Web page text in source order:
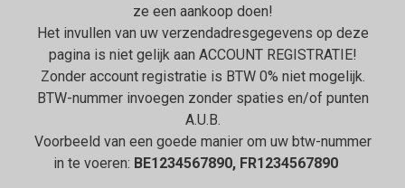
ze een aankoop doen!
Het invullen van uw verzendadresgegevens op deze
pagina is niet gelijk aan ACCOUNT REGISTRATIE!
Zonder account registratie is BTW 0% niet mogelijk.
BTW-nummer invoegen zonder spaties en/of punten
A.U.B.
Voorbeeld van een goede manier om uw btw-nummer
in te voeren: BE1234567890, FR1234567890